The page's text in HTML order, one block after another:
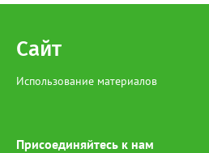
Сайт
Использование материалов
Присоединяйтесь к нам